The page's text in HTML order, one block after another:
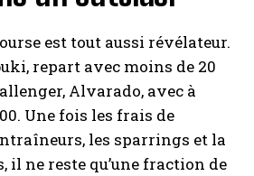
est tout aussi révélateur.
repart avec moins de 20
Alvarado, avec à
Une fois les frais de
les sparrings et la
il ne reste qu’une fraction de